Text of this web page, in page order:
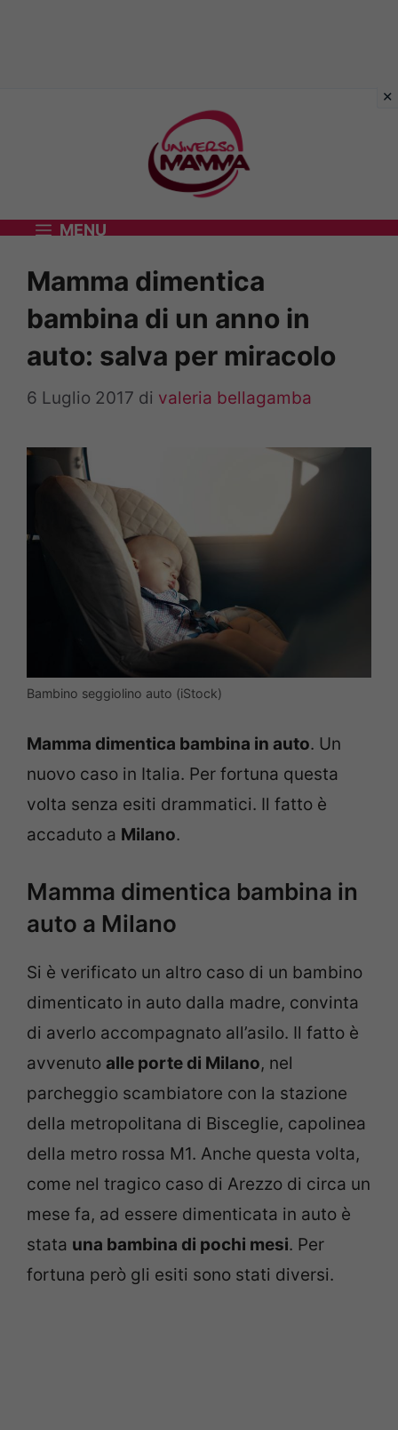
MENU
Mamma dimentica
bambina di un anno in
auto: salva per miracolo
6 Luglio 2017 di valeria bellagamba
Bambino seggiolino auto (iStock)
Mamma dimentica bambina in auto. Un
nuovo caso in Italia. Per fortuna questa
volta senza esiti drammatici. Il fatto è
accaduto a Milano.
Mamma dimentica bambina in
auto a Milano
Si è verificato un altro caso di un bambino
dimenticato in auto dalla madre, convinta
di averlo accompagnato all’asilo. Il fatto è
avvenuto alle porte di Milano, nel
parcheggio scambiatore con la stazione
della metropolitana di Bisceglie, capolinea
della metro rossa M1. Anche questa volta,
come nel tragico caso di Arezzo di circa un
mese fa, ad essere dimenticata in auto è
stata una bambina di pochi mesi. Per
fortuna però gli esiti sono stati diversi.